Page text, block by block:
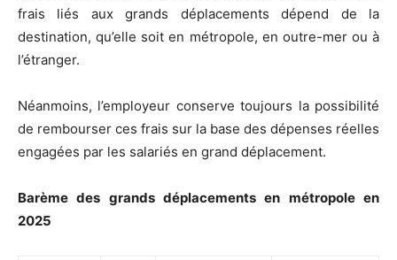
frais liés aux grands déplacements dépend de la
destination, qu’elle soit en métropole, en outre-mer ou à
l’étranger.
Néanmoins, l’employeur conserve toujours la possibilité
de rembourser ces frais sur la base des dépenses réelles
engagées par les salariés en grand déplacement.
Barème des grands déplacements en métropole en
2025